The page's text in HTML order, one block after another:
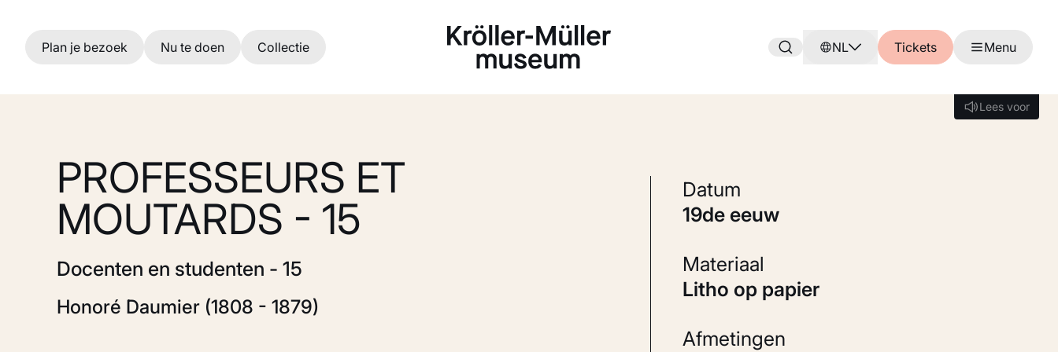
Ga naar hoofdinhoud
Plan je bezoek Nu te doen Collectie NL Tickets Menu
Lees voor
Lees voor
PROFESSEURS ET
MOUTARDS - 15
Docenten en studenten - 15
Honoré Daumier (1808 - 1879)
Datum
19de eeuw
Materiaal
Litho op papier
Afmetingen